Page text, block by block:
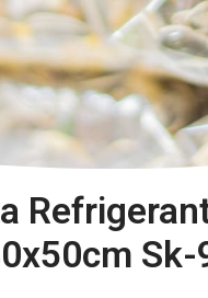
Sk-